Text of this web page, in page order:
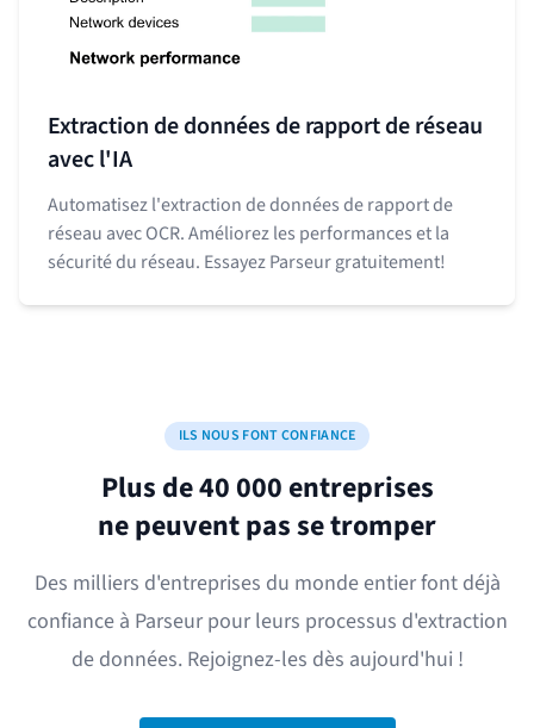
Extraction de données de rapport de réseau
avec l'IA
Automatisez l'extraction de données de rapport de
réseau avec OCR. Améliorez les performances et la
sécurité du réseau. Essayez Parseur gratuitement!
ILS NOUS FONT CONFIANCE
Plus de 40 000 entreprises
ne peuvent pas se tromper
Des milliers d'entreprises du monde entier font déjà
confiance à Parseur pour leurs processus d'extraction
de données. Rejoignez-les dès aujourd'hui !